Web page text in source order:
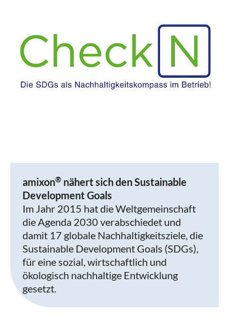
amixon® nähert sich den Sustainable
Development Goals
Im Jahr 2015 hat die Weltgemeinschaft
die Agenda 2030 verabschiedet und
damit 17 globale Nachhaltigkeitsziele, die
Sustainable Development Goals (SDGs),
für eine sozial, wirtschaftlich und
ökologisch nachhaltige Entwicklung
gesetzt.